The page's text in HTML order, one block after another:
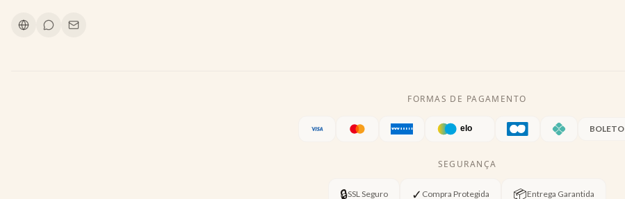
FORMAS DE PAGAMENTO
BOLETO
SEGURANÇA
🔒SSL Seguro ✓ Compra Protegida 📦Entrega Garantida